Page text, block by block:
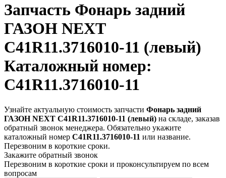
Запчасть Фонарь задний
ГАЗОН NEXT
C41R11.3716010-11 (левый)
Каталожный номер:
C41R11.3716010-11
Узнайте актуальную стоимость запчасти Фонарь задний
ГАЗОН NEXT C41R11.3716010-11 (левый) на складе, заказав
обратный звонок менеджера. Обязательно укажите
каталожный номер C41R11.3716010-11 или название.
Перезвоним в короткие сроки.
Закажите обратный звонок
Перезвоним в короткие сроки и проконсультируем по всем
вопросам